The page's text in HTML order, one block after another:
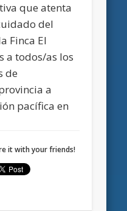
que atenta
del
Finca El
a todos/as los
de
a
pacífica en
it with your friends!